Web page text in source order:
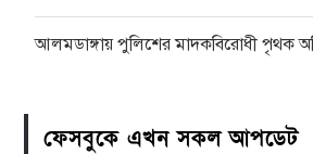
আলমডাঙ্গায় পুলিশের মাদকবিরোধী পৃথক
ফেসবুকে এখন সকল আপডেট